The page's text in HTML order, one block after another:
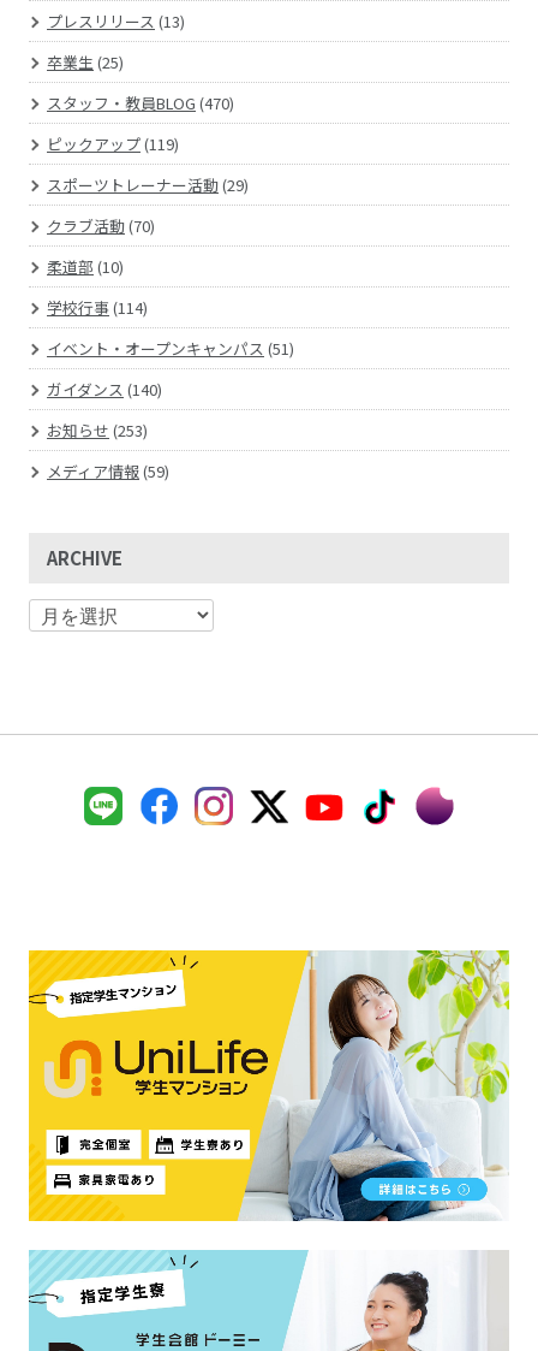
プレスリリース (13)
卒業生(25)
スタッフ・教員BLOG (470)
ピックアップ(119)
スポーツトレーナー活動(29)
クラブ活動(70)
柔道部 (10)
学校行事(114)
イベント・オープンキャンパス (51)
ガイダンス (140)
お知らせ (253)
メディア情報(59)
ARCHIVE